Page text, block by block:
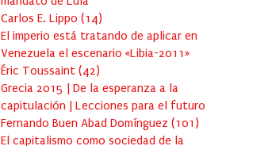
Carlos E. Lippo (14)
El imperio está tratando de aplicar en
Venezuela el escenario «Libia-2011»
Éric Toussaint (42)
Grecia 2015 | De la esperanza a la
capitulación | Lecciones para el futuro
Fernando Buen Abad Domínguez (101 )
El capitalismo como sociedad de la